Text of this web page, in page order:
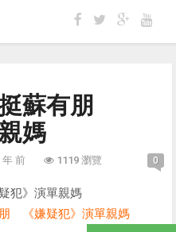
蘇有朋
媽
年 前 1119 瀏覽 0
犯》演單親媽
《嫌疑犯》演單親媽